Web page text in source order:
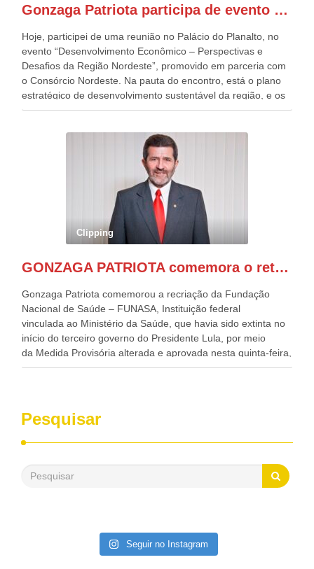
Patriota.
Gonzaga Patriota participa de evento em prol do desenvolvimento do Nordeste
Hoje, participei de uma reunião no Palácio do Planalto, no
evento “Desenvolvimento Econômico – Perspectivas e
Desafios da Região Nordeste”, promovido em parceria com
o Consórcio Nordeste. Na pauta do encontro, está o plano
estratégico de desenvolvimento sustentável da região, e os
desafios para a elaboração de políticas públicas, que
evento contou com a presença do Vice-presidente Geraldo
Alckmin, que também ocupa o Ministério do
Desenvolvimento, Indústria, Comércio e Serviços, o ex
governador de Pernambuco, agora Presidente do Banco do
Nordeste, Paulo Câmara, o ex Deputado Federal, e
atualmente Superintendente da SUDENE, Danilo Cabral, da
Governadora de Pernambuco, Raquel Lyra, os ministros da
Casa Civil, Rui Costa, e da Integração e do Desenvolvimento
de todo Nordeste que também ajudam a fomentar o
Clipping
GONZAGA PATRIOTA comemora o retorno da FUNASA
Gonzaga Patriota comemorou a recriação da Fundação
Nacional de Saúde – FUNASA, Instituição federal
vinculada ao Ministério da Saúde, que havia sido extinta no
início do terceiro governo do Presidente Lula, por meio
da Medida Provisória alterada e aprovada nesta quinta-feira,
pelo Congresso Nacional. Gonzaga Patriota disse hoje em
desenvolvimento dos seus municípios e, somente o ano
passado, essa Fundação distribuiu mais de três bilhões de
reais, com suas maravilhosas ações, dentre alas, mais de
saneamento básico, em pequenas comunidades rurais.
Patriota disse ainda que, mesmo sem mandato,
Pesquisar
Seguir no Instagram